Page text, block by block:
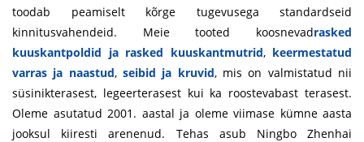
toodab peamiselt kõrge tugevusega standardseid
kinnitusvahendeid. Meie tooted koosnevadrasked
kuuskantpoldid ja rasked kuuskantmutrid, keermestatud
varras ja naastud,seibid ja kruvid, mis on valmistatud nii
süsinikterasest, legeerterasest kui ka roostevabast terasest.
Oleme asutatud 2001. aastal ja oleme viimase kümne aasta
jooksul kiiresti arenenud. Tehas asub Ningbo Zhenhai